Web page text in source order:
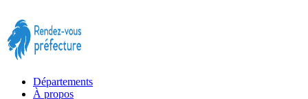
Départements
À propos